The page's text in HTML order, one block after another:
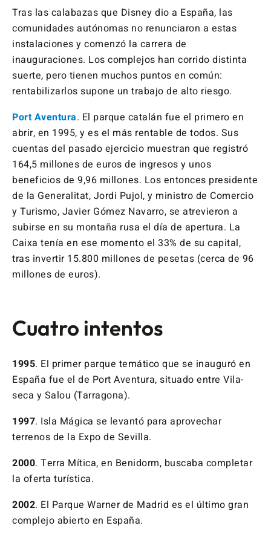
Tras las calabazas que Disney dio a España, las
comunidades autónomas no renunciaron a estas
instalaciones y comenzó la carrera de
inauguraciones. Los complejos han corrido distinta
suerte, pero tienen muchos puntos en común:
rentabilizarlos supone un trabajo de alto riesgo.
Port Aventura. El parque catalán fue el primero en
abrir, en 1995, y es el más rentable de todos. Sus
cuentas del pasado ejercicio muestran que registró
164,5 millones de euros de ingresos y unos
beneficios de 9,96 millones. Los entonces presidente
de la Generalitat, Jordi Pujol, y ministro de Comercio
y Turismo, Javier Gómez Navarro, se atrevieron a
subirse en su montaña rusa el día de apertura. La
Caixa tenía en ese momento el 33% de su capital,
tras invertir 15.800 millones de pesetas (cerca de 96
millones de euros).
Cuatro intentos
1995. El primer parque temático que se inauguró en
España fue el de Port Aventura, situado entre Vila-
seca y Salou (Tarragona).
1997. Isla Mágica se levantó para aprovechar
terrenos de la Expo de Sevilla.
2000. Terra Mítica, en Benidorm, buscaba completar
la oferta turística.
2002. El Parque Warner de Madrid es el último gran
complejo abierto en España.